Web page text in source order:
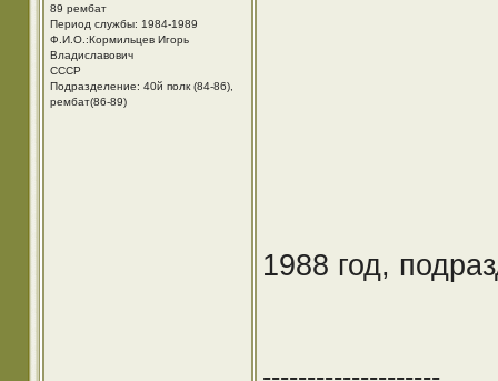
89 рембат
Период службы: 1984-1989
Ф.И.О.:Кормильцев Игорь
Владиславович
СССР
Подразделение: 40й полк (84-86),
рембат(86-89)
1988 год,